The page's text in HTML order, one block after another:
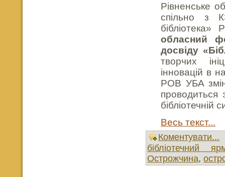
Рівненське
спільно з
обласний
досвіду
творчих
інновацій в
РОВ УБА
проводиться
бібліотечній
Весь текст...
Коментувати...
бібліотечний
Острожчина,